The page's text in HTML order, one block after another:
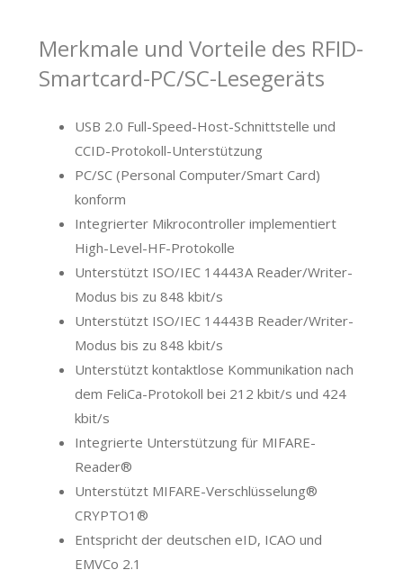
Merkmale und Vorteile des RFID-
Smartcard-PC/SC-Lesegeräts
USB 2.0 Full-Speed-Host-Schnittstelle und
CCID-Protokoll-Unterstützung
PC/SC (Personal Computer/Smart Card)
konform
Integrierter Mikrocontroller implementiert
High-Level-HF-Protokolle
Unterstützt ISO/IEC 14443A Reader/Writer-
Modus bis zu 848 kbit/s
Unterstützt ISO/IEC 14443B Reader/Writer-
Modus bis zu 848 kbit/s
Unterstützt kontaktlose Kommunikation nach
dem FeliCa-Protokoll bei 212 kbit/s und 424
kbit/s
Integrierte Unterstützung für MIFARE-
Reader®
Unterstützt MIFARE-Verschlüsselung®
CRYPTO1®
Entspricht der deutschen eID, ICAO und
EMVCo 2.1